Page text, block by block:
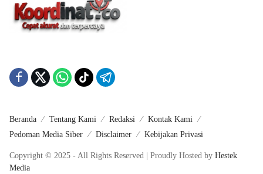
Beranda Tentang Kami Redaksi
Kontak Kami
Pedoman Media Siber
Disclaimer Kebijakan Privasi
Copyright © 2025 - All Rights Reserved | Proudly Hosted by Hestek
Media